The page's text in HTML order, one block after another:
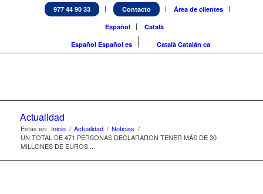
977 44 90 33 Contacto
Área de clientes
Español
Català
Español Español es Català Catalán ca
Actualidad
Estás en: Inicio / Actualidad / Noticias /
UN TOTAL DE 471 PERSONAS DECLARARON TENER MÁS DE 30
MILLONES DE EUROS ...